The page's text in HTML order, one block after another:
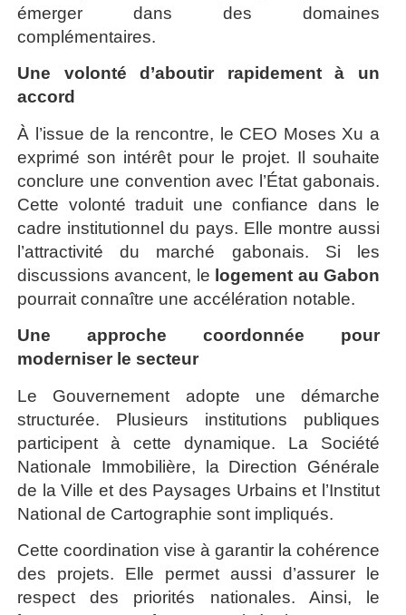
émerger dans des domaines
complémentaires.
Une volonté d’aboutir rapidement à un
accord
À l’issue de la rencontre, le CEO Moses Xu a
exprimé son intérêt pour le projet. Il souhaite
conclure une convention avec l’État gabonais.
Cette volonté traduit une confiance dans le
cadre institutionnel du pays. Elle montre aussi
l’attractivité du marché gabonais. Si les
discussions avancent, le logement au Gabon
pourrait connaître une accélération notable.
Une approche coordonnée pour
moderniser le secteur
Le Gouvernement adopte une démarche
structurée. Plusieurs institutions publiques
participent à cette dynamique. La Société
Nationale Immobilière, la Direction Générale
de la Ville et des Paysages Urbains et l’Institut
National de Cartographie sont impliqués.
Cette coordination vise à garantir la cohérence
des projets. Elle permet aussi d’assurer le
respect des priorités nationales. Ainsi, le